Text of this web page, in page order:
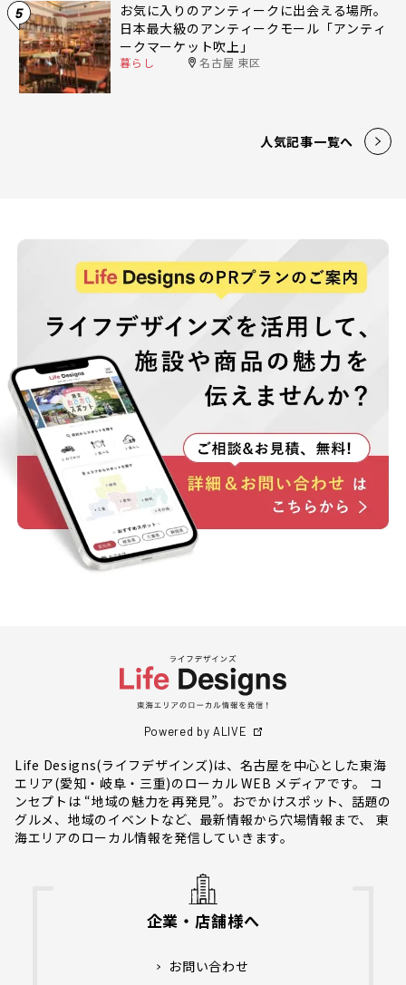
5
お気に入りのアンティークに出会える場所。
日本最大級のアンティークモール「アンティ
ークマーケット吹上」
暮らし 名古屋 東区
人気記事一覧へ
Powered by ALIVE
Life Designs(ライフデザインズ)は、名古屋を中心とした東海
エリア(愛知・岐阜・三重)のローカル WEB メディアです。 コ
ンセプトは “地域の魅力を再発見”。おでかけスポット、話題の
グルメ、地域のイベントなど、最新情報から穴場情報まで、 東
海エリアのローカル情報を発信していきます。
企業・店舗様へ
お問い合わせ